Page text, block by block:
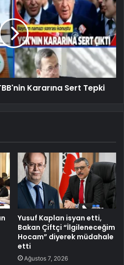
Kararına Sert Tepki
Yusuf Kaplan isyan etti,
Bakan Çiftçi “İlgileneceğim
Hocam” diyerek müdahale
etti
Ağustos 7, 2026